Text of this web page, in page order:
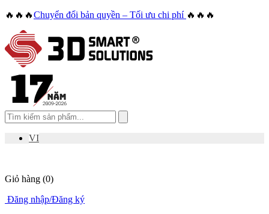
🔥🔥🔥Chuyển đổi bản quyền – Tối ưu chi phí 🔥🔥🔥
VI
Giỏ hàng (0)
Đăng nhập/Đăng ký